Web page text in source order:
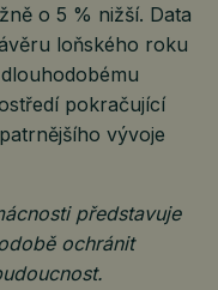
o 5 % nižší. Data
loňského roku
pokračující
vývoje
představuje
ochránit